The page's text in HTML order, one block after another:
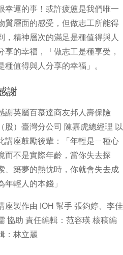
幸運的事！或許疲憊是我們唯一
質層面的感受，但做志工所能得
，精神層次的滿足是種值得與人
享的幸福，「做志工是種享受，
種值得與人分享的幸福」。
謝
謝英屬百慕達商友邦人壽保險
（股）臺灣分公司 陳嘉虎總經理 以
講座鼓勵後輩：「年輕是ㄧ種心
而不是實際年齡，當你失去探
、築夢的熱忱時，你就會失去成
年輕人的本錢」
座製作由 IOH 幫手 張鈞婷、李佳
協助 責任編輯：范容瑛 核稿編
：林立麗